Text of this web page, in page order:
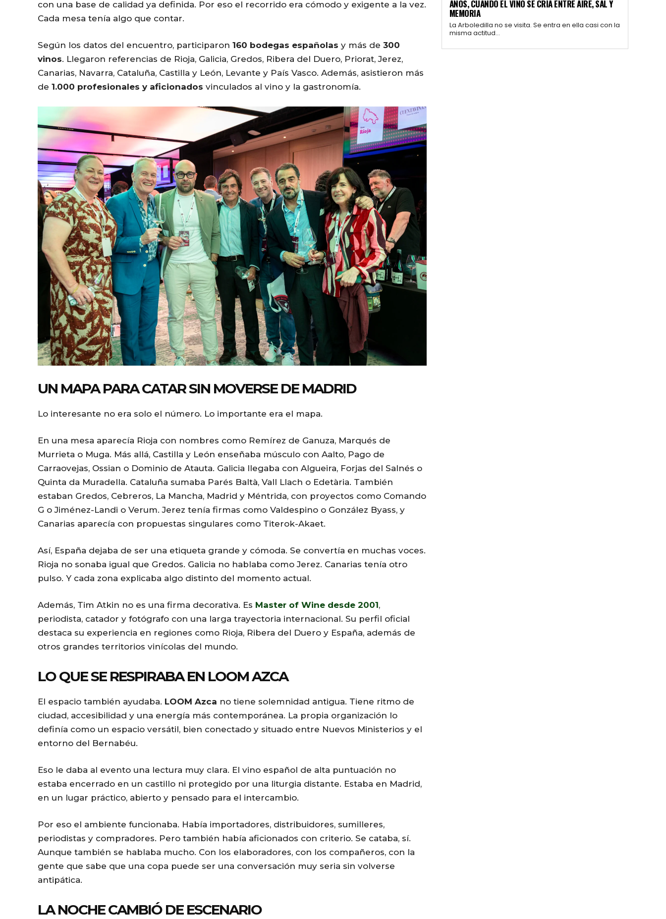
r
e
a
o
r
d
e
e
s
e
v
o
l
con una base de calidad ya definida. Por eso el recorrido era cómodo y exigente a la vez.
Cada mesa tenía algo que contar.
Según los datos del encuentro, participaron 160 bodegas españolas y más de 300
vinos. Llegaron referencias de Rioja, Galicia, Gredos, Ribera del Duero, Priorat, Jerez,
Canarias, Navarra, Cataluña, Castilla y León, Levante y País Vasco. Además, asistieron más
de 1.000 profesionales y aficionados vinculados al vino y la gastronomía.
UN MAPA PARA CATAR SIN MOVERSE DE MADRID
Lo interesante no era solo el número. Lo importante era el mapa.
En una mesa aparecía Rioja con nombres como Remírez de Ganuza, Marqués de
Murrieta o Muga. Más allá, Castilla y León enseñaba músculo con Aalto, Pago de
Carraovejas, Ossian o Dominio de Atauta. Galicia llegaba con Algueira, Forjas del Salnés o
Quinta da Muradella. Cataluña sumaba Parés Baltà, Vall Llach o Edetària. También
estaban Gredos, Cebreros, La Mancha, Madrid y Méntrida, con proyectos como Comando
G o Jiménez-Landi o Verum. Jerez tenía firmas como Valdespino o González Byass, y
Canarias aparecía con propuestas singulares como Titerok-Akaet.
Así, España dejaba de ser una etiqueta grande y cómoda. Se convertía en muchas voces.
Rioja no sonaba igual que Gredos. Galicia no hablaba como Jerez. Canarias tenía otro
pulso. Y cada zona explicaba algo distinto del momento actual.
Además, Tim Atkin no es una firma decorativa. Es Master of Wine desde 2001,
periodista, catador y fotógrafo con una larga trayectoria internacional. Su perfil oficial
destaca su experiencia en regiones como Rioja, Ribera del Duero y España, además de
otros grandes territorios vinícolas del mundo.
LO QUE SE RESPIRABA EN LOOM AZCA
El espacio también ayudaba. LOOM Azca no tiene solemnidad antigua. Tiene ritmo de
ciudad, accesibilidad y una energía más contemporánea. La propia organización lo
definía como un espacio versátil, bien conectado y situado entre Nuevos Ministerios y el
entorno del Bernabéu.
Eso le daba al evento una lectura muy clara. El vino español de alta puntuación no
estaba encerrado en un castillo ni protegido por una liturgia distante. Estaba en Madrid,
en un lugar práctico, abierto y pensado para el intercambio.
Por eso el ambiente funcionaba. Había importadores, distribuidores, sumilleres,
periodistas y compradores. Pero también había aficionados con criterio. Se cataba, sí.
Aunque también se hablaba mucho. Con los elaboradores, con los compañeros, con la
gente que sabe que una copa puede ser una conversación muy seria sin volverse
antipática.
LA NOCHE CAMBIÓ DE ESCENARIO
AÑOS, CUANDO EL VINO SE CRÍA ENTRE AIRE, SAL Y
MEMORIA
La Arboledilla no se visita. Se entra en ella casi con la
misma actitud...